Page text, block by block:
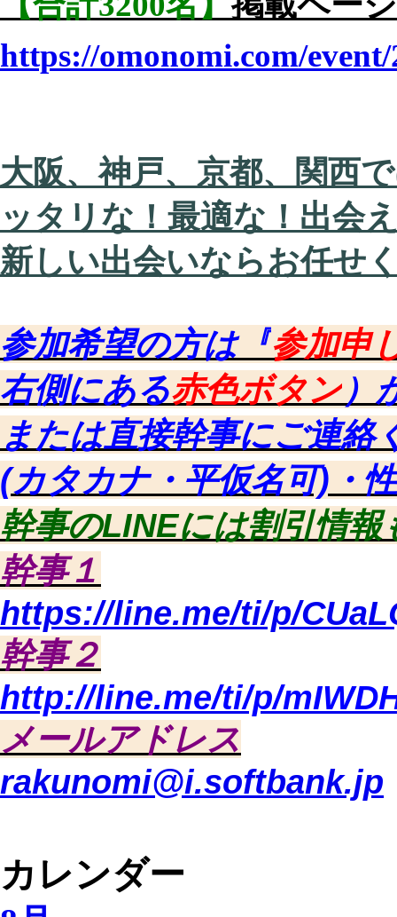
https://omonomi.com/
大阪、神戸、京都、関西
ッタリな！最適な！出会
新しい出会いならお任せ
参加希望の方は『参加申
右側にある赤色ボタン ）
または直接幹事にご連絡
(カタカナ・平仮名可)・
幹事のLINEには割引情
幹事１
https://line.me/ti/p/
幹事２
http://line.me/ti/p/
メールアドレス
rakunomi@i.softbank.jp
カレンダー